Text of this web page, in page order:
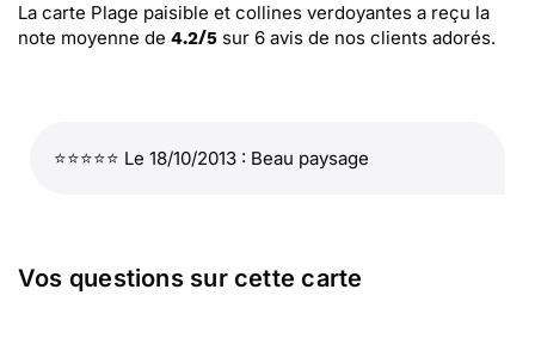
La carte Plage paisible et collines verdoyantes a reçu la
note moyenne de 4.2/5 sur 6 avis de nos clients adorés.
⭐⭐⭐⭐⭐ Le 18/10/2013 : Beau paysage
Vos questions sur cette carte